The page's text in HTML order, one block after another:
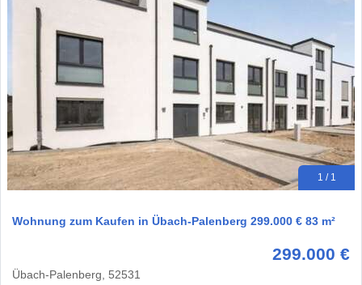
1 / 1
Wohnung zum Kaufen in Übach-Palenberg 299.000 € 83 m²
299.000 €
Übach-Palenberg, 52531